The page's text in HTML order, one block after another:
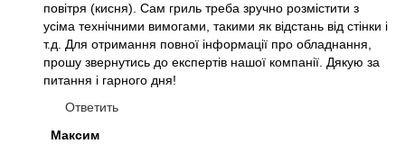
повітря (кисня). Сам гриль треба зручно розмістити з
усіма технічними вимогами, такими як відстань від стінки і
т.д. Для отримання повної інформації про обладнання,
прошу звернутись до експертів нашої компанії. Дякую за
питання і гарного дня!
Ответить
Максим